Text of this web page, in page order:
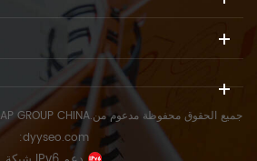
حقوق الطبع والنشر © 2026 AP GROUP CHINA.جميع الحقوق محفوظة مدعوم من
:dyyseo.com